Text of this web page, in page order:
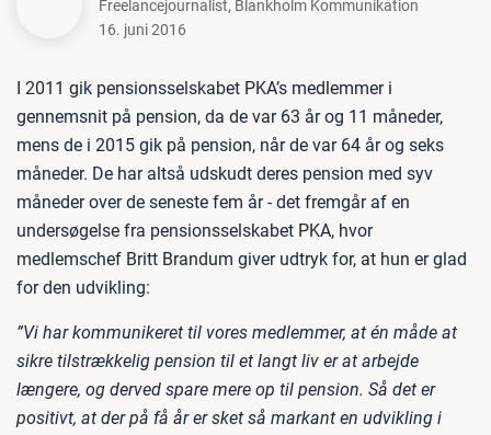
Freelancejournalist, Blankholm Kommunikation
16. juni 2016
I 2011 gik pensionsselskabet PKA’s medlemmer i
gennemsnit på pension, da de var 63 år og 11 måneder,
mens de i 2015 gik på pension, når de var 64 år og seks
måneder. De har altså udskudt deres pension med syv
måneder over de seneste fem år - det fremgår af en
undersøgelse fra pensionsselskabet PKA, hvor
medlemschef Britt Brandum giver udtryk for, at hun er glad
for den udvikling:
”Vi har kommunikeret til vores medlemmer, at én måde at
sikre tilstrækkelig pension til et langt liv er at arbejde
længere, og derved spare mere op til pension. Så det er
positivt, at der på få år er sket så markant en udvikling i